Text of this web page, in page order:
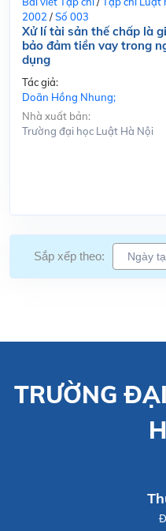
2002 /Số 003
Xử lí tài sản thế chấp là
bảo đảm tiền vay trong
dụng
Tác giả:
Doãn Hồng Nhung;
Nhà xuất bản:
Trường đại học Luật Hà Nội
Sắp xếp theo:
TRƯỜNG